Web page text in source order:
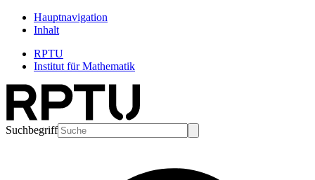
Hauptnavigation
Inhalt
RPTU
Institut für Mathematik
Suchbegriff